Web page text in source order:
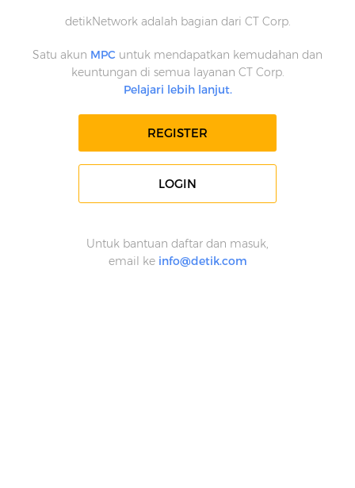
detikNetwork adalah bagian dari CT Corp.
Satu akun MPC untuk mendapatkan kemudahan dan
keuntungan di semua layanan CT Corp.
Pelajari lebih lanjut.
REGISTER
LOGIN
Untuk bantuan daftar dan masuk,
email ke info@detik.com